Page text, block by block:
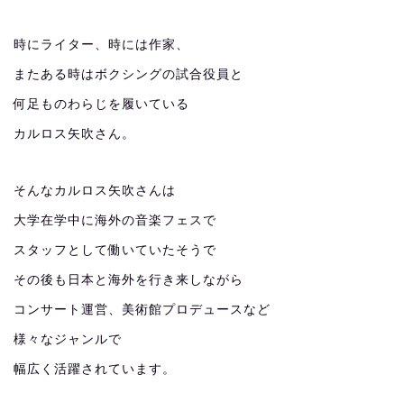
時にライター、時には作家、
またある時はボクシングの試合役員と
何足ものわらじを履いている
カルロス矢吹さん。
そんなカルロス矢吹さんは
大学在学中に海外の音楽フェスで
スタッフとして働いていたそうで
その後も日本と海外を行き来しながら
コンサート運営、美術館プロデュースなど
様々なジャンルで
幅広く活躍されています。